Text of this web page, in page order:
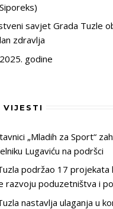
savjet Grada Tuzle
zdravlja
godine
VIJESTI
„Mladih za Sport“
Lugaviću na podršci
podržao 17 projekata
razvoju poduzetništva i
nastavlja ulaganja u